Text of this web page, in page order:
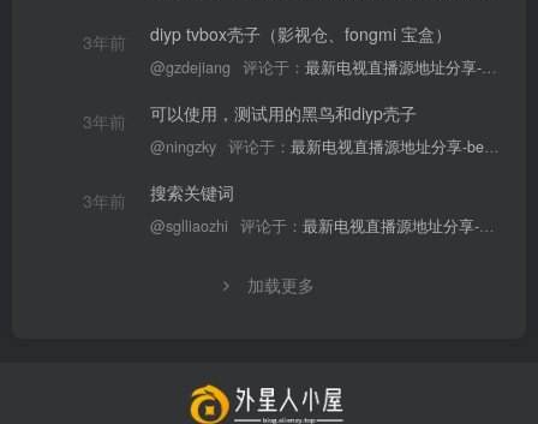
3年前 diyp tvbox壳子（影视仓、fongmi 宝盒）
@gzdejiang 评论于： 最新电视直播源地址分享-本周分享源6/11
3年前 可以使用，测试用的黑鸟和diyp壳子
@ningzky 评论于： 最新电视直播源地址分享-bestv源6/06
3年前 搜索关键词
@sglliaozhi 评论于： 最新电视直播源地址分享-商丘联通5/9
加载更多